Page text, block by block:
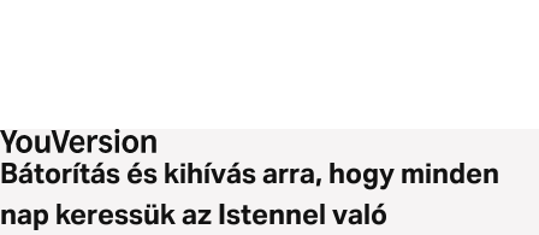
Bátorítás és kihívás arra, hogy minden
nap keressük az Istennel való